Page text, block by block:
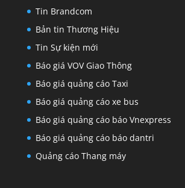
Tin Brandcom
Bản tin Thương Hiệu
Tin Sự kiện mới
Báo giá VOV Giao Thông
Báo giá quảng cáo Taxi
Báo giá quảng cáo xe bus
Báo giá quảng cáo báo Vnexpress
Báo giá quảng cáo báo dantri
Quảng cáo Thang máy